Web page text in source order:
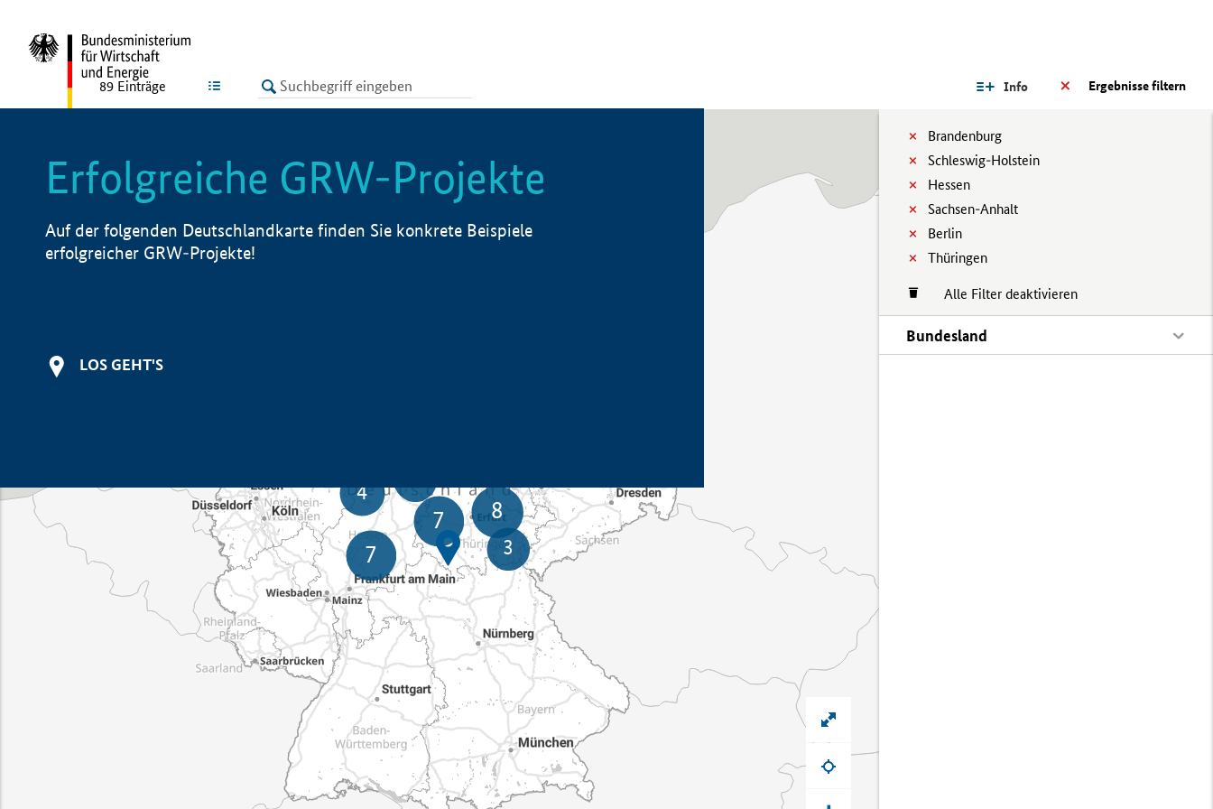
LISTE Ergebnisse filtern
Info
Brandenburg
Schleswig-Holstein
Hessen
Sachsen-Anhalt
Berlin
Thüringen
Alle Filter deaktivieren
Bundesland
89 Einträge
Erfolgreiche GRW-Projekte
Auf der folgenden Deutschlandkarte finden Sie konkrete Beispiele
erfolgreicher GRW-Projekte!
LOS GEHT'S